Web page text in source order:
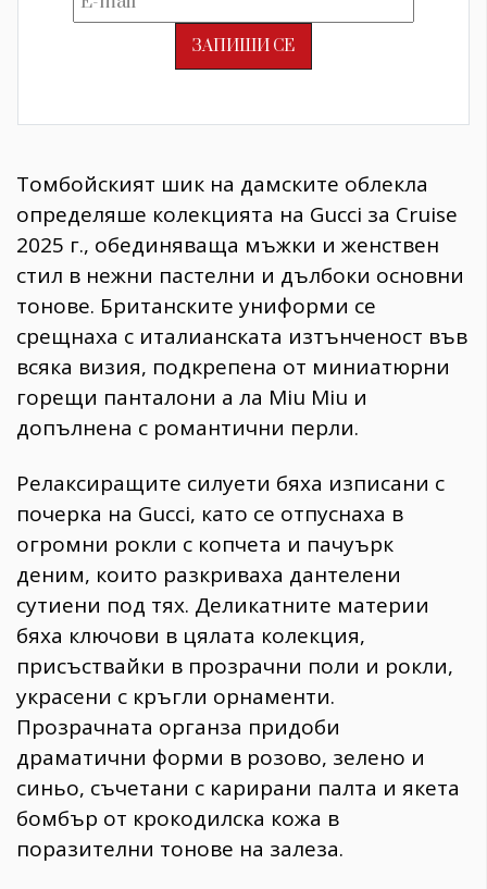
Томбойският шик на дамските облекла
определяше колекцията на Gucci за Cruise
2025 г., обединяваща мъжки и женствен
стил в нежни пастелни и дълбоки основни
тонове. Британските униформи се
срещнаха с италианската изтънченост във
всяка визия, подкрепена от миниатюрни
горещи панталони а ла Miu Miu и
допълнена с романтични перли.
Релаксиращите силуети бяха изписани с
почерка на Gucci, като се отпуснаха в
огромни рокли с копчета и пачуърк
деним, които разкриваха дантелени
сутиени под тях. Деликатните материи
бяха ключови в цялата колекция,
присъствайки в прозрачни поли и рокли,
украсени с кръгли орнаменти.
Прозрачната органза придоби
драматични форми в розово, зелено и
синьо, съчетани с карирани палта и якета
бомбър от крокодилска кожа в
поразителни тонове на залеза.